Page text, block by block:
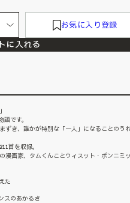
お気に入り登録
に入れる
です。
ずき、誰かが特別な「一人」になることのう
首を収録。
漫画家、タムくんことウィスット・ポンニミ
た
スのあかるさ